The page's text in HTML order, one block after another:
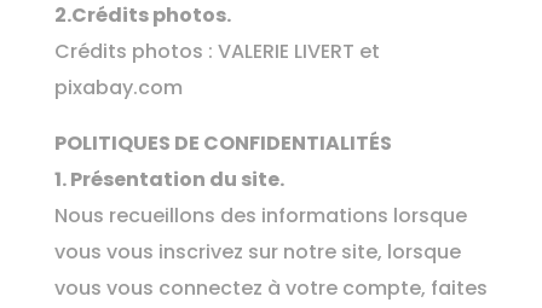
2.Crédits photos.
Crédits photos : VALERIE LIVERT et
pixabay.com
POLITIQUES DE CONFIDENTIALITÉS
1. Présentation du site.
Nous recueillons des informations lorsque
vous vous inscrivez sur notre site, lorsque
vous vous connectez à votre compte, faites